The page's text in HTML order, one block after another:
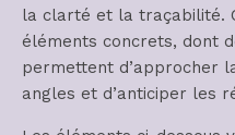
la clarté et la traçabilité.
éléments concrets, dont
permettent d’approcher
angles et d’anticiper les